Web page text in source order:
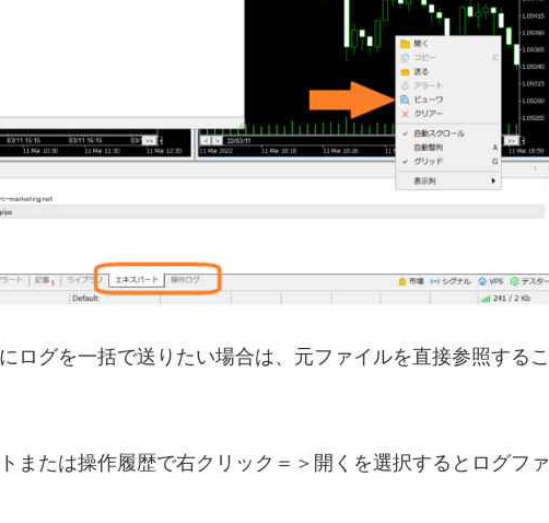
ログを一括で送りたい場合は、元ファイルを直接参照するこ
または操作履歴で右クリック＝＞開くを選択するとログファ